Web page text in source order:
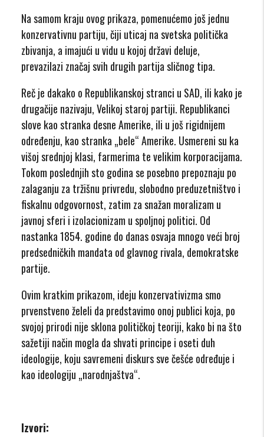
Na samom kraju ovog prikaza, pomenućemo još jednu
konzervativnu partiju, čiji uticaj na svetska politička
zbivanja, a imajući u vidu u kojoj državi deluje,
prevazilazi značaj svih drugih partija sličnog tipa.
Reč je dakako o Republikanskoj stranci u SAD, ili kako je
drugačije nazivaju, Velikoj staroj partiji. Republikanci
slove kao stranka desne Amerike, ili u još rigidnijem
određenju, kao stranka „bele“ Amerike. Usmereni su ka
višoj srednjoj klasi, farmerima te velikim korporacijama.
Tokom poslednjih sto godina se posebno prepoznaju po
zalaganju za tržišnu privredu, slobodno preduzetništvo i
fiskalnu odgovornost, zatim za snažan moralizam u
javnoj sferi i izolacionizam u spoljnoj politici. Od
nastanka 1854. godine do danas osvaja mnogo veći broj
predsedničkih mandata od glavnog rivala, demokratske
partije.
Ovim kratkim prikazom, ideju konzervativizma smo
prvenstveno želeli da predstavimo onoj publici koja, po
svojoj prirodi nije sklona političkoj teoriji, kako bi na što
sažetiji način mogla da shvati principe i oseti duh
ideologije, koju savremeni diskurs sve češće određuje i
kao ideologiju „narodnjaštva“.
Izvori: